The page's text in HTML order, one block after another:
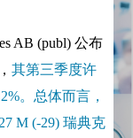
AB (publ) 公布
其第三季度许
。总体而言，
M (-29) 瑞典克